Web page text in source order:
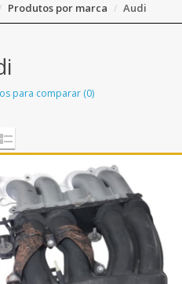
Produtos por marca Audi
para comparar (0)